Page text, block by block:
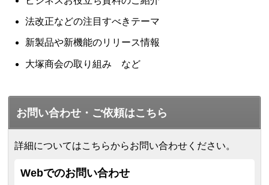
法改正などの注目すべきテーマ
新製品や新機能のリリース情報
大塚商会の取り組み など
お問い合わせ・ご依頼はこちら
詳細についてはこちらからお問い合わせください。
Webでのお問い合わせ